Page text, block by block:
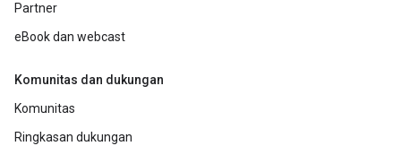
Partner
eBook dan webcast
Komunitas dan dukungan
Komunitas
Ringkasan dukungan